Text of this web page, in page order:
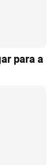
para a